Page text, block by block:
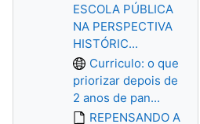
ESCOLA PÚBLICA
NA PERSPECTIVA
HISTÓRIC...
Curriculo: o que
priorizar depois de
2 anos de pan...
REPENSANDO A